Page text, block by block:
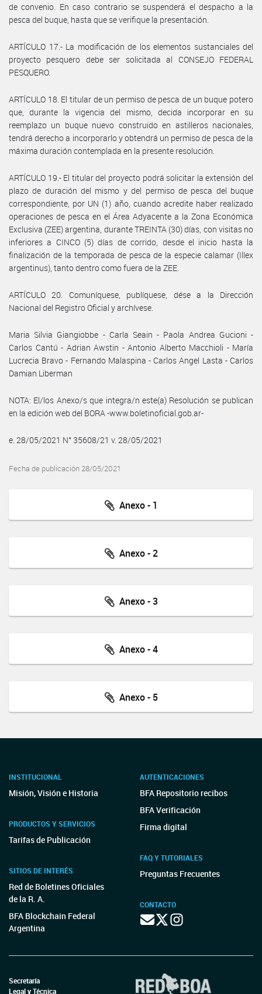
de convenio. En caso contrario se suspenderá el despacho a la
pesca del buque, hasta que se verifique la presentación.
ARTÍCULO 17.- La modificación de los elementos sustanciales del
proyecto pesquero debe ser solicitada al CONSEJO FEDERAL
PESQUERO.
ARTÍCULO 18. El titular de un permiso de pesca de un buque potero
que, durante la vigencia del mismo, decida incorporar en su
reemplazo un buque nuevo construido en astilleros nacionales,
tendrá derecho a incorporarlo y obtendrá un permiso de pesca de la
máxima duración contemplada en la presente resolución.
ARTÍCULO 19.- El titular del proyecto podrá solicitar la extensión del
plazo de duración del mismo y del permiso de pesca del buque
correspondiente, por UN (1) año, cuando acredite haber realizado
operaciones de pesca en el Área Adyacente a la Zona Económica
Exclusiva (ZEE) argentina, durante TREINTA (30) días, con visitas no
inferiores a CINCO (5) días de corrido, desde el inicio hasta la
finalización de la temporada de pesca de la especie calamar (Illex
argentinus), tanto dentro como fuera de la ZEE.
ARTÍCULO 20. Comuníquese, publíquese, dése a la Dirección
Nacional del Registro Oficial y archívese.
Maria Silvia Giangiobbe - Carla Seain - Paola Andrea Gucioni -
Carlos Cantú - Adrian Awstin - Antonio Alberto Macchioli - María
Lucrecia Bravo - Fernando Malaspina - Carlos Angel Lasta - Carlos
Damian Liberman
NOTA: El/los Anexo/s que integra/n este(a) Resolución se publican
en la edición web del BORA -www.boletinoficial.gob.ar-
e. 28/05/2021 N° 35608/21 v. 28/05/2021
Fecha de publicación 28/05/2021
Anexo - 1
Anexo - 2
Anexo - 3
Anexo - 4
Anexo - 5
INSTITUCIONAL
Misión, Visión e Historia
PRODUCTOS Y SERVICIOS
Tarifas de Publicación
SITIOS DE INTERÉS
Red de Boletines Oficiales
de la R. A.
BFA Blockchain Federal
Argentina
AUTENTICACIONES
BFA Repositorio recibos
BFA Verificación
Firma digital
FAQ Y TUTORIALES
Preguntas Frecuentes
CONTACTO
Secretaría
Legal y Técnica